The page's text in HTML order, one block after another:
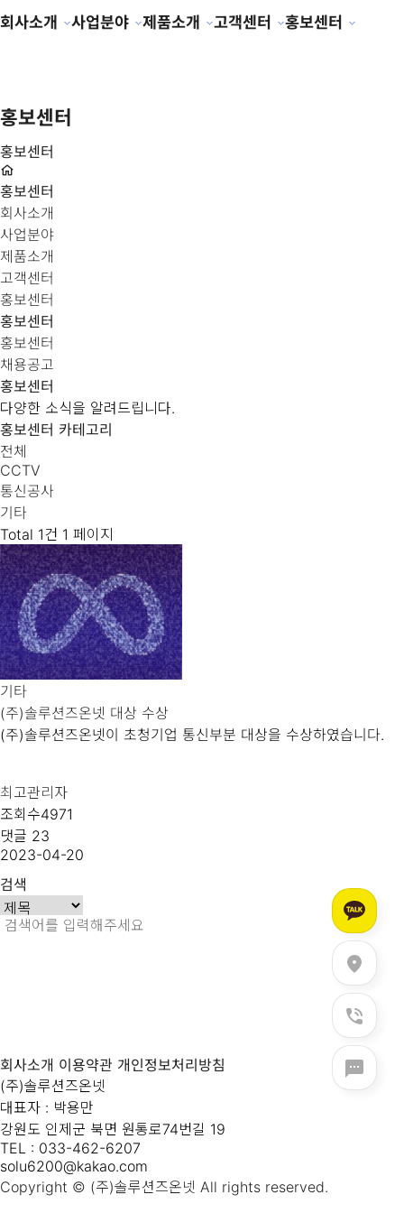
회사소개 사업분야 제품소개 고객센터 홍보센터
홍보센터
홍보센터
홍보센터
회사소개
사업분야
제품소개
고객센터
홍보센터
홍보센터
홍보센터
채용공고
홍보센터
다양한 소식을 알려드립니다.
홍보센터 카테고리
전체
CCTV
통신공사
기타
Total 1건 1 페이지
기타
(주)솔루션즈온넷 대상 수상
(주)솔루션즈온넷이 초청기업 통신부분 대상을 수상하였습니다.
최고관리자
조회수4971
댓글 23
2023-04-20
검색
회사소개 이용약관 개인정보처리방침
(주)솔루션즈온넷
대표자 : 박용만
강원도 인제군 북면 원통로74번길 19
TEL : 033-462-6207
solu6200@kakao.com
Copyright © (주)솔루션즈온넷 All rights reserved.